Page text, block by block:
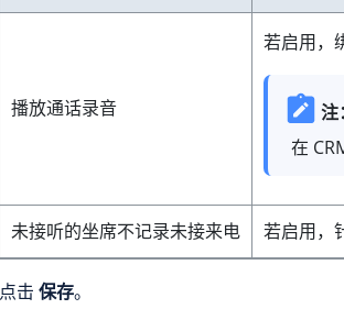
播放通话录音
若启用，
注
在
未接听的坐席不记录未接来电 若启用，
点击 保存。